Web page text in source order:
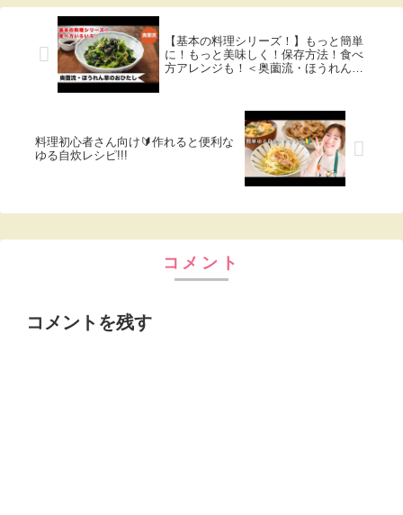
【基本の料理シリーズ！】もっと簡単
に！もっと美味しく！保存方法！食べ
方アレンジも！＜奥薗流・ほうれん草
料理初心者さん向け🔰作れると便利な
ゆる自炊レシピ!!!
コメント
コメントを残す